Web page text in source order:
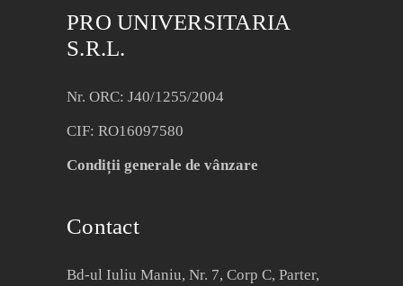
PRO UNIVERSITARIA
S.R.L.
Nr. ORC: J40/1255/2004
CIF: RO16097580
Condiții generale de vânzare
Contact
Bd-ul Iuliu Maniu, Nr. 7, Corp C, Parter,